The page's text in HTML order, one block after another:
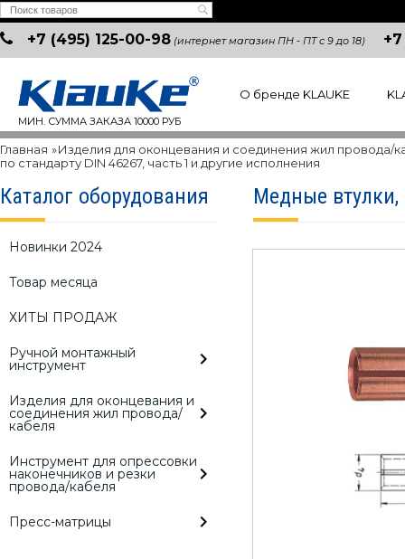
+7 (495) 125-00-98 (интернет магазин ПН - ПТ с 9 до 18)
МИН. СУММА ЗАКАЗА 10000 РУБ
О бренде KLAUKE
Каталог оборудования
Новинки 2024
Товар месяца
ХИТЫ ПРОДАЖ
Ручной монтажный
инструмент
Изделия для оконцевания и
соединения жил провода/
кабеля
Инструмент для опрессовки
наконечников и резки
провода/кабеля
Пресс-матрицы
Главная »Изделия для оконцевания и соединения жил провода/
по стандарту DIN 46267, часть 1 и другие исполнения
Медные втулки,